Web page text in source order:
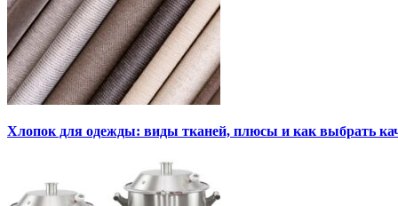
Хлопок для одежды: виды тканей, плюсы и как выбрать